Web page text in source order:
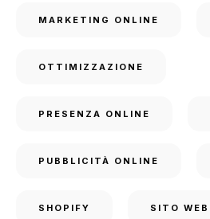
MARKETING ONLINE
OTTIMIZZAZIONE
PRESENZA ONLINE
PUBBLICITÀ ONLINE
SHOPIFY SITO WEB